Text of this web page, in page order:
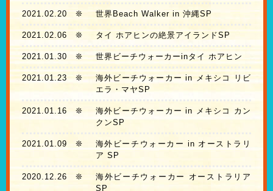
2021.02.20 ❊ 世界Beach Walker in 沖縄SP
2021.02.06 ❊ タイ ホアヒンの絶景アイランドSP
2021.01.30 ❊ 世界ビーチウォーカーinタイ ホアヒン
2021.01.23❊
海外ビーチウォーカー in メキシコ リビ
エラ・マヤSP
2021.01.16 ❊
海外ビーチウォーカー in メキシコ カン
クンSP
2021.01.09 ❊
海外ビーチウォーカー in オーストラリ
ア SP
2020.12.26 ❊
海外ビーチウォーカー オーストラリア
SP